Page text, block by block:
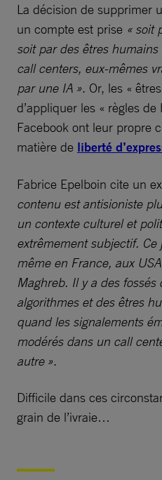
La décision de supprimer
un compte est prise « soit
soit par des êtres
call centers, eux-mêmes
par une IA ». Or, les «
d’appliquer les « règles
Facebook ont leur propre
matière de liberté
Fabrice Epelboin cite un
contenu est antisioniste
un contexte culturel et
extrêmement subjectif.
même en France, aux
Maghreb. Il y a des
algorithmes et des êtres
quand les signalements
modérés dans un call
autre ».
Difficile dans ces
grain de l’ivraie…